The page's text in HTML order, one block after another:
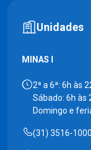
Unidades
MINAS I
2ª a 6ª: 6h às
Sábado: 6h às
Domingo e
(31) 3516-1000